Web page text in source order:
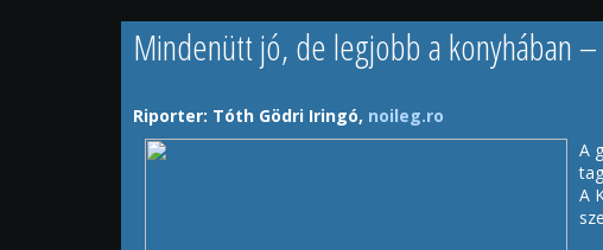
Mindenütt jó, de legjobb a konyhában
Riporter: Tóth Gödri Iringó, noileg.ro
A
A